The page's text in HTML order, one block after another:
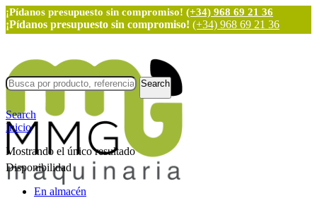
¡Pídanos presupuesto sin compromiso! (+34) 968 69 21 36
¡Pídanos presupuesto sin compromiso! (+34) 968 69 21 36
Search
Search
Inicio
Mostrando el único resultado
Disponibilidad
En almacén